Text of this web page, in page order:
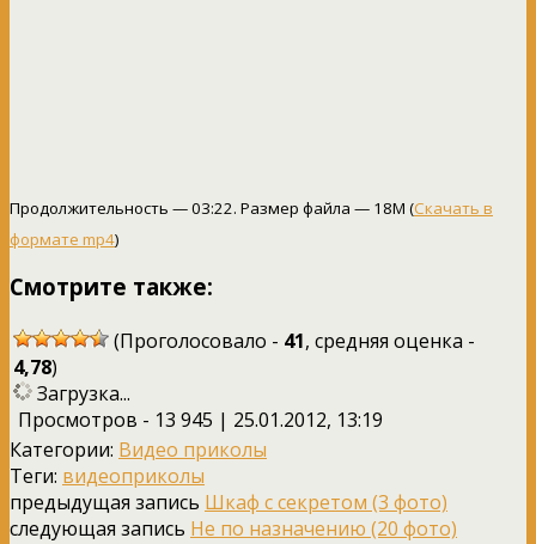
Продолжительность — 03:22. Размер файла — 18M (Скачать в
формате mp4)
Смотрите также:
(Проголосовало - 41, средняя оценка -
4,78)
Загрузка...
Просмотров - 13 945 | 25.01.2012, 13:19
Категории: Видео приколы
Теги: видеоприколы
предыдущая запись Шкаф с секретом (3 фото)
следующая запись Не по назначению (20 фото)